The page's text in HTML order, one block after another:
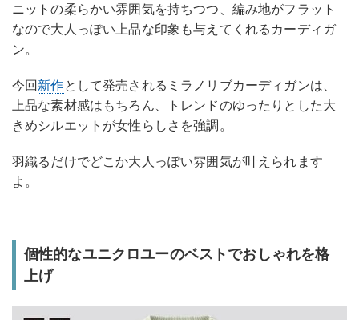
ニットの柔らかい雰囲気を持ちつつ、編み地がフラット
なので大人っぽい上品な印象も与えてくれるカーディガ
ン。
今回新作として発売されるミラノリブカーディガンは、
上品な素材感はもちろん、トレンドのゆったりとした大
きめシルエットが女性らしさを強調。
羽織るだけでどこか大人っぽい雰囲気が叶えられます
よ。
個性的なユニクロユーのベストでおしゃれを格
上げ